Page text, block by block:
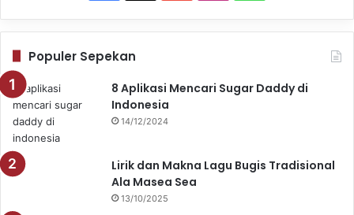
Populer Sepekan
8 Aplikasi Mencari Sugar Daddy di
Indonesia
14/12/2024
Lirik dan Makna Lagu Bugis Tradisional
Ala Masea Sea
13/10/2025